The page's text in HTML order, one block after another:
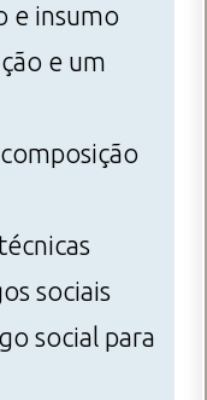
e insumo
e um
sociais
social para